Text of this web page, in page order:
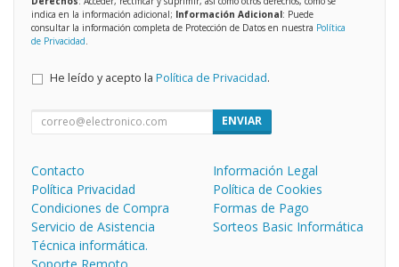
indica en la información adicional; Información Adicional: Puede
consultar la información completa de Protección de Datos en nuestra Política
de Privacidad
He leído y acepto la Política de Privacidad.
ENVIAR
Contacto
Información Legal
Política Privacidad
Política de Cookies
Condiciones de Compra
Formas de Pago
Servicio de Asistencia
Técnica informática.
Soporte Remoto
Sorteos Basic Informática